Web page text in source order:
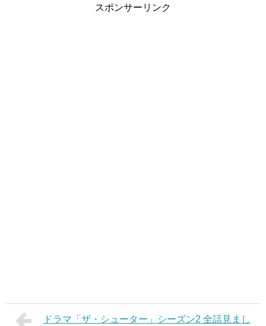
スポンサーリンク
ドラマ「ザ・シューター」シーズン2 全話見まし